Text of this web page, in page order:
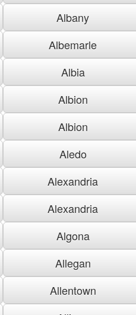
Albany
Albemarle
Albia
Albion
Albion
Aledo
Alexandria
Alexandria
Algona
Allegan
Allentown